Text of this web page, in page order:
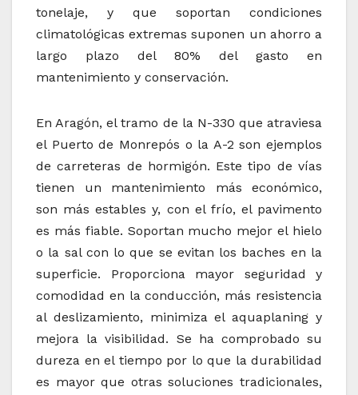
tonelaje, y que soportan condiciones
climatológicas extremas suponen un ahorro a
largo plazo del 80% del gasto en
mantenimiento y conservación.
En Aragón, el tramo de la N-330 que atraviesa
el Puerto de Monrepós o la A-2 son ejemplos
de carreteras de hormigón. Este tipo de vías
tienen un mantenimiento más económico,
son más estables y, con el frío, el pavimento
es más fiable. Soportan mucho mejor el hielo
o la sal con lo que se evitan los baches en la
superficie. Proporciona mayor seguridad y
comodidad en la conducción, más resistencia
al deslizamiento, minimiza el aquaplaning y
mejora la visibilidad. Se ha comprobado su
dureza en el tiempo por lo que la durabilidad
es mayor que otras soluciones tradicionales,